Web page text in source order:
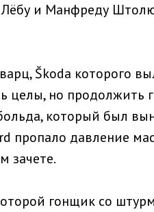
Лёбу и Манфреду
Škoda которого
целы, но продолжить
который был
пропало давление
зачете.
гонщик со